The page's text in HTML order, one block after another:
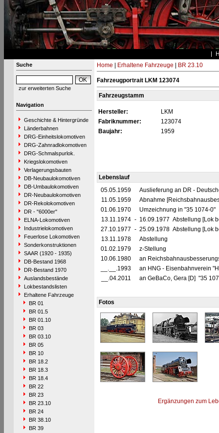
Suche
zur erweiterten Suche
Navigation
Geschichte & Hintergründe
Länderbahnen
DRG-Einheitslokomotiven
DRG-Zahnradlokomotiven
DRG-Schmalspurlok.
Kriegslokomotiven
Verlagerungsbauten
DB-Neubaulokomotiven
DB-Umbaulokomotiven
DR-Neubaulokomotiven
DR-Rekolokomotiven
DR - "6000er"
ELNA-Lokomotiven
Industrielokomotiven
Feuerlose Lokomotiven
Sonderkonstruktionen
SAAR (1920 - 1935)
DB-Bestand 1968
DR-Bestand 1970
Auslandsbestände
Lokbestandslisten
Erhaltene Fahrzeuge
BR 01
BR 01.5
BR 01.10
BR 03
BR 03.10
BR 05
BR 10
BR 18.2
BR 18.3
BR 18.4
BR 22
BR 23
BR 23.10
BR 24
BR 38.10
BR 39
Home Erhaltene Fahrzeuge BR 23.10
Fahrzeugportrait LKM 123074
Fahrzeugstamm
Hersteller:
LKM
Fabriknummer:
123074
Baujahr:
1959
Lebenslauf
05.05.1959
Auslieferung an DR -
11.05.1959
Abnahme
01.06.1970
Umzeichnung in "35 1074-0"
13.11.1974 - 16.09.1977 Abstellung [Lok
27.10.1977 - 25.09.1978 Abstellung [Lok
13.11.1978
Abstellung
01.02.1979
z-Stellung
10.06.1980
an
__.__.1993
an HNG - Eisenbahnverein
__.04.2011
an GeBaCo, Gera [D] "35
Fotos
Ergänzungen zum